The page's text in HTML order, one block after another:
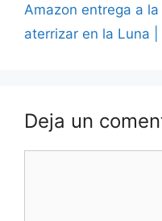
Amazon entrega a
aterrizar en la Luna |
Deja un